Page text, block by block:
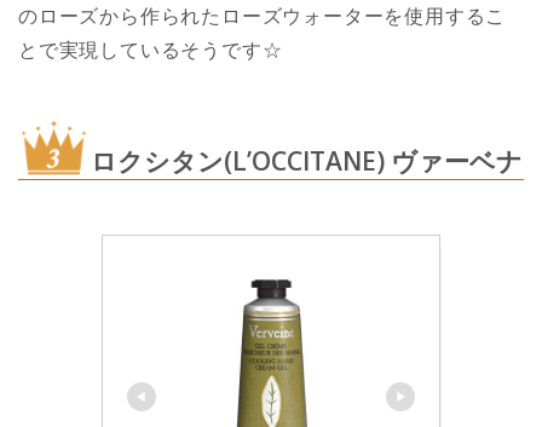
のローズから作られたローズウォーターを使用するこ
とで実現しているそうです☆
ロクシタン(L’OCCITANE) ヴァーベナ